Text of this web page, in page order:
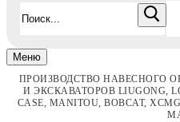
Меню
ПРОИЗВОДСТВО НАВЕСНОГО
И ЭКСКАВАТОРОВ LIUGONG,
CASE, MANITOU, BOBCAT,